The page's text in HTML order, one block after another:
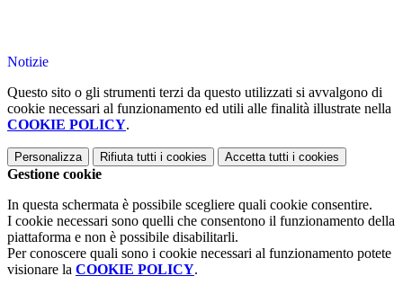
Notizie
Questo sito o gli strumenti terzi da questo utilizzati si avvalgono di
cookie necessari al funzionamento ed utili alle finalità illustrate nella
COOKIE POLICY.
Personalizza Rifiuta tutti i cookies Accetta tutti i cookies
Gestione cookie
In questa schermata è possibile scegliere quali cookie consentire.
I cookie necessari sono quelli che consentono il funzionamento della
piattaforma e non è possibile disabilitarli.
Per conoscere quali sono i cookie necessari al funzionamento potete
visionare la COOKIE POLICY.